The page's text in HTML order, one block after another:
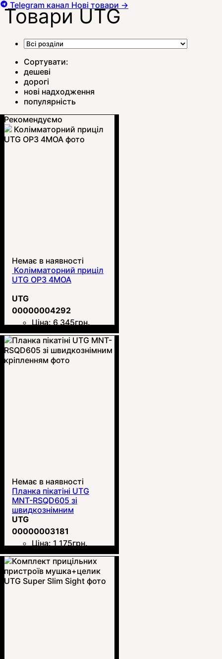
Товари UTG
Сортувати:
дешеві
дорогі
нові надходження
популярність
Рекомендуємо
Немає в наявності
Колімматорний приціл
UTG OP3 4MOA
UTG
00000004292
Ціна:6 345грн.
Немає в наявності
Планка пікатіні UTG
MNT-RSQD605 зі
швидкознімним
кріпленням
UTG
00000003181
Ціна:1 175грн.
Telegram канал Нові товари →